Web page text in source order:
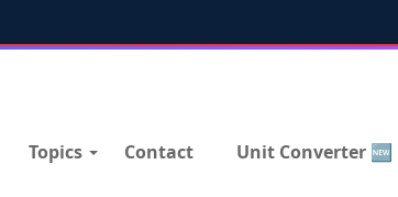
Topics Contact Unit Converter 🆕